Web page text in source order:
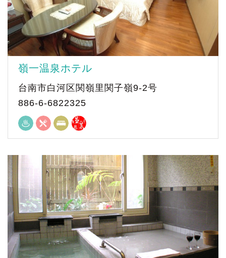
嶺一温泉ホテル
台南市白河区関嶺里関子嶺9-2号
886-6-6822325